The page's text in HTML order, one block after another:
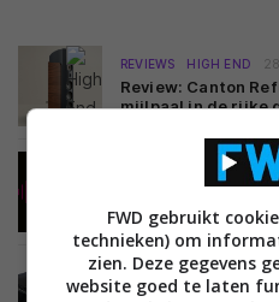
REVIEWS HIGH END
Review: Canton
mijlpaal in de rijke
MUSIC
De (on-)zin van…
MUSIC EMOTION
RECEIVERS EN
FWD gebruikt
technieken) om
zien. Deze gegevens
website goed te laten